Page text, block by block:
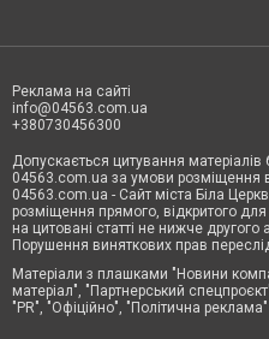
Реклама на сайті
info@04563.com.ua
+380730456300
Допускається цитування
04563.com.ua за умови розміщення
04563.com.ua - Сайт міста Біла
розміщення прямого, відкритого
на цитовані статті не нижче
Порушення виняткових прав
Матеріали з плашками "Новини
матеріал", "Партнерський
"PR", "Офіційно", "Політична